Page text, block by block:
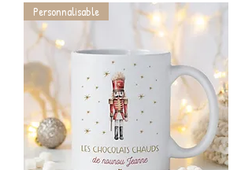
Personnalisable